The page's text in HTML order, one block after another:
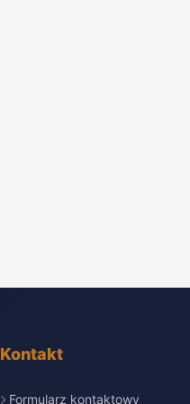
Kontakt
Formularz kontaktowy